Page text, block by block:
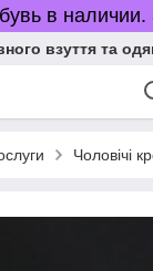
в наличии.
взуття та
Чоловічі